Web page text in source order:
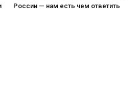
России — нам есть чем ответить